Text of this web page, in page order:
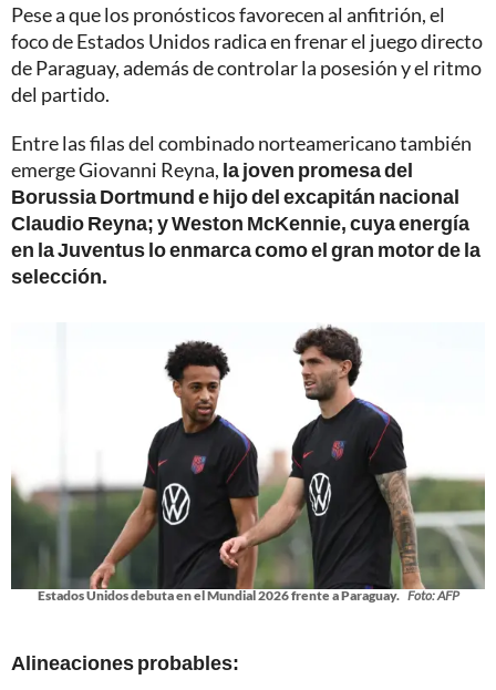
Pese a que los pronósticos favorecen al anfitrión, el
foco de Estados Unidos radica en frenar el juego directo
de Paraguay, además de controlar la posesión y el ritmo
del partido.
Entre las filas del combinado norteamericano también
emerge Giovanni Reyna, la joven promesa del
Borussia Dortmund e hijo del excapitán nacional
Claudio Reyna; y Weston McKennie, cuya energía
en la Juventus lo enmarca como el gran motor de la
selección.
Estados Unidos debuta en el Mundial 2026 frente a Paraguay. Foto: AFP
Alineaciones probables: